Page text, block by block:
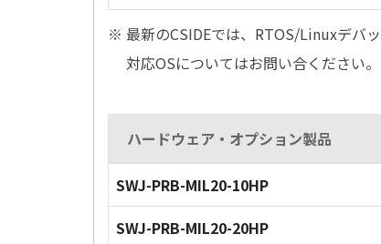
※ 最新のCSIDEでは、RTOS/Linuxデバ
対応OSについてはお問い合ください。
ハードウェア・オプション製品
SWJ-PRB-MIL20-10HP
SWJ-PRB-MIL20-20HP